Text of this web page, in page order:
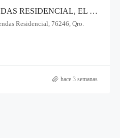
CASA EN RENTA – SENDAS RESIDENCIAL, EL MARQUÉS
Residencial, 76246, Qro.
hace 3 semanas